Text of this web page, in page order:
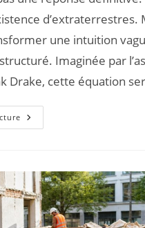
d’extraterrestres.
une intuition
Imaginée par
Drake, cette équation